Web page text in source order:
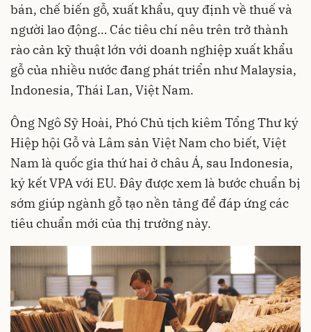
bán, chế biến gỗ, xuất khẩu, quy định về thuế và
người lao động… Các tiêu chí nêu trên trở thành
rào cản kỹ thuật lớn với doanh nghiệp xuất khẩu
gỗ của nhiều nước đang phát triển như Malaysia,
Indonesia, Thái Lan, Việt Nam.
Ông Ngô Sỹ Hoài, Phó Chủ tịch kiêm Tổng Thư ký
Hiệp hội Gỗ và Lâm sản Việt Nam cho biết, Việt
Nam là quốc gia thứ hai ở châu Á, sau Indonesia,
ký kết VPA với EU. Đây được xem là bước chuẩn bị
sớm giúp ngành gỗ tạo nền tảng để đáp ứng các
tiêu chuẩn mới của thị trường này.